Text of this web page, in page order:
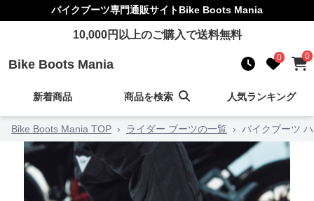
バイクブーツ専門通販サイトBike Boots Mania
10,000円以上のご購入で送料無料
Bike Boots Mania 0 0
新着商品 商品を検索 人気ランキング
Bike Boots Mania TOP › ライダー ブーツの一覧 › バイクブーツ